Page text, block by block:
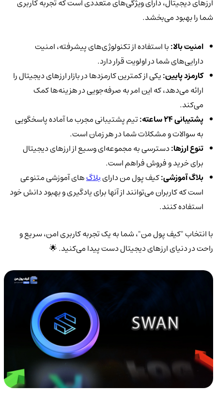
ارزهای دیجیتال، دارای ویژگی‌های متعددی است که تجربه کاربری
شما را بهبود می‌بخشد.
امنیت بالا:با استفاده از تکنولوژی‌های پیشرفته، امنیت
دارایی‌های شما در اولویت قرار دارد.
کارمزد پایین:یکی از کمترین کارمزدها در بازار ارزهای دیجیتال را
ارائه می‌دهد، که این امر به صرفه‌جویی در هزینه‌ها کمک
می‌کند.
پشتیبانی 24 ساعته:
تیم پشتیبانی مجرب ما آماده پاسخگویی
به سوالات و مشکلات شما در هر زمان است.
تنوع ارزها:دسترسی به مجموعه‌ای وسیع از ارزهای دیجیتال
برای خرید و فروش فراهم است.
بلاگ آموزشی:کیف پول من دارایبلاگ‌های آموزشی متنوعی
است که کاربران می‌توانند از آنها برای یادگیری و بهبود دانش خود
استفاده کنند.
با انتخاب "کیف پول من"، شما به یک تجربه کاربری امن، سریع و
راحت در دنیای ارزهای دیجیتال دست پیدا می‌کنید. 🌟